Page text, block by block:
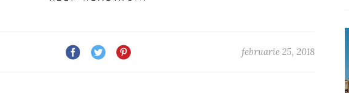
februarie 25, 2018